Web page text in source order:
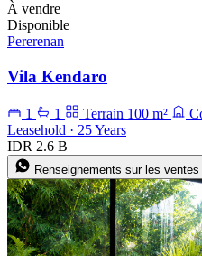
À vendre
Disponible
Pererenan
Vila Kendaro
1 1 Terrain 100 m²
Leasehold · 25 Years
IDR 2.6 B
Renseignements sur les ventes